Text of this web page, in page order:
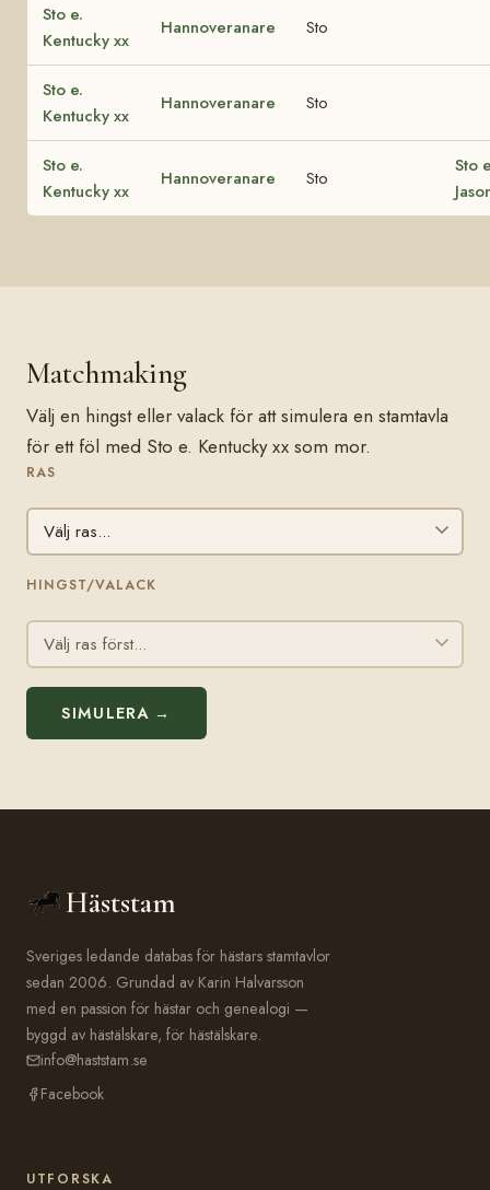
Sto e.
Kentucky xx
Hannoveranare Sto
Sto e.
Kentucky xx
Hannoveranare Sto
Sto e.
Kentucky xx
Hannoveranare Sto
Sto
Matchmaking
Välj en hingst eller valack för att simulera en stamtavla
för ett föl med Sto e. Kentucky xx som mor.
RAS
HINGST/VALACK
SIMULERA →
Häststam
Sveriges ledande databas för hästars stamtavlor
sedan 2006. Grundad av Karin Halvarsson
med en passion för hästar och genealogi —
byggd av hästälskare, för hästälskare.
info@haststam.se
Facebook
UTFORSKA